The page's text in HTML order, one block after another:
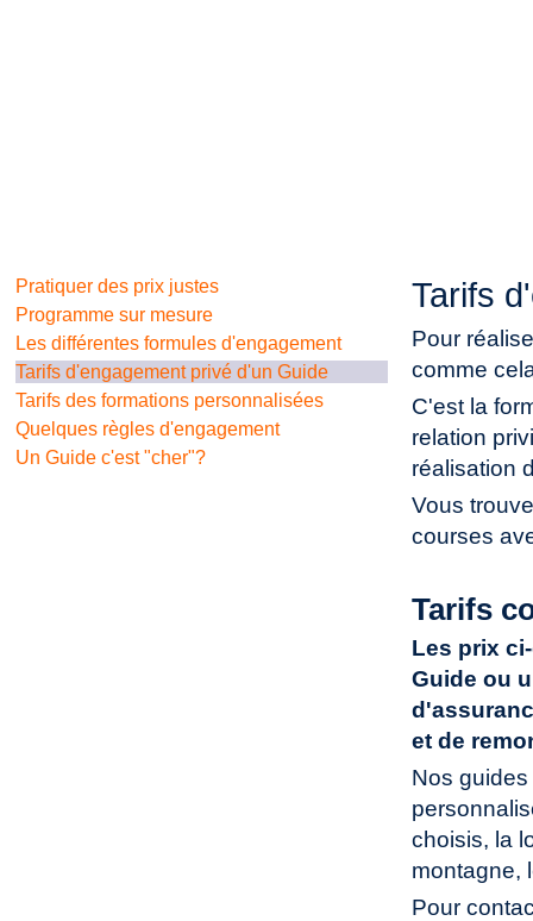
Pratiquer des prix justes
Programme sur mesure
Les différentes formules d'engagement
Tarifs d'engagement privé d'un Guide
Tarifs des formations personnalisées
Quelques règles d'engagement
Un Guide c'est "cher"?
Tarifs
Pour
comme
C'est la
relation
réalisation
Vous
courses
Tarifs
Les prix
Guide ou
et de
Nos
choisis, la
montagne,
Pour